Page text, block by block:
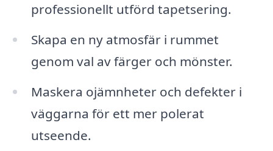
professionellt utförd tapetsering.
Skapa en ny atmosfär i rummet
genom val av färger och mönster.
Maskera ojämnheter och defekter i
väggarna för ett mer polerat
utseende.